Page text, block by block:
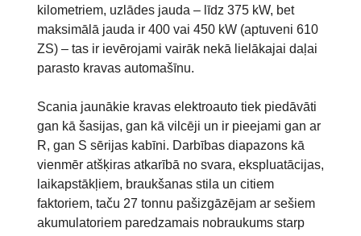
kilometriem, uzlādes jauda – līdz 375 kW, bet
maksimālā jauda ir 400 vai 450 kW (aptuveni 610
ZS) – tas ir ievērojami vairāk nekā lielākajai daļai
parasto kravas automašīnu.
Scania jaunākie kravas elektroauto tiek piedāvāti
gan kā šasijas, gan kā vilcēji un ir pieejami gan ar
R, gan S sērijas kabīni. Darbības diapazons kā
vienmēr atšķiras atkarībā no svara, ekspluatācijas,
laikapstākļiem, braukšanas stila un citiem
faktoriem, taču 27 tonnu pašizgāzējam ar sešiem
akumulatoriem paredzamais nobraukums starp